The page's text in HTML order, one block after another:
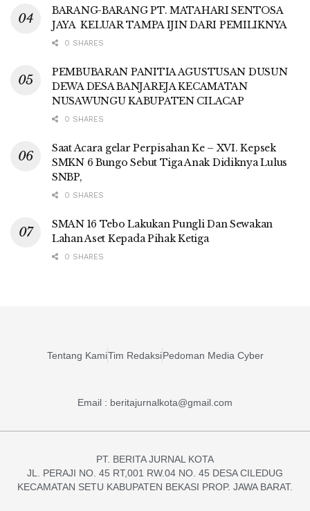
BARANG-BARANG PT. MATAHARI SENTOSA
JAYA KELUAR TAMPA IJIN DARI PEMILIKNYA
0 SHARES
PEMBUBARAN PANITIA AGUSTUSAN DUSUN
DEWA DESA BANJAREJA KECAMATAN
NUSAWUNGU KABUPATEN CILACAP
0 SHARES
Saat Acara gelar Perpisahan Ke – XVI. Kepsek
SMKN 6 Bungo Sebut Tiga Anak Didiknya Lulus
SNBP,
0 SHARES
SMAN 16 Tebo Lakukan Pungli Dan Sewakan
Lahan Aset Kepada Pihak Ketiga
0 SHARES
Tentang KamiTim RedaksiPedoman Media Cyber
Email : beritajurnalkota@gmail.com
PT. BERITA JURNAL KOTA
JL. PERAJI NO. 45 RT,001 RW.04 NO. 45 DESA CILEDUG
KECAMATAN SETU KABUPATEN BEKASI PROP. JAWA BARAT.